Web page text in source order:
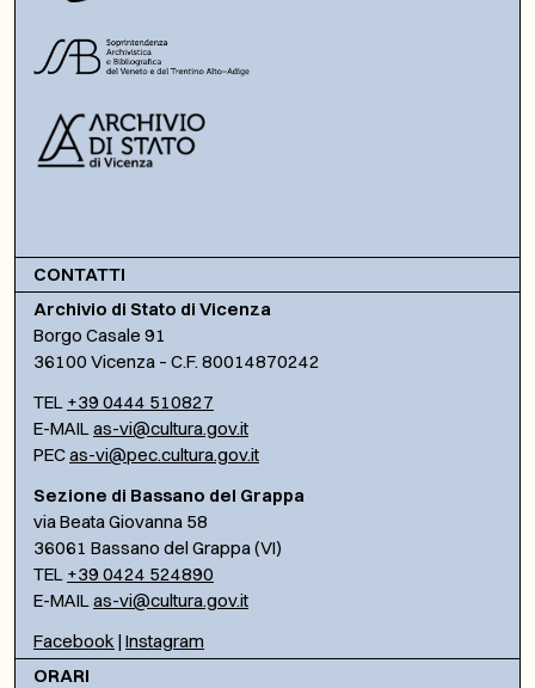
CONTATTI
Archivio di Stato di Vicenza
Borgo Casale 91
36100 Vicenza – C.F. 80014870242
TEL +39 0444 510827
E-MAILas-vi@cultura.gov.it
PECas-vi@pec.cultura.gov.it
Sezione di Bassano del Grappa
via Beata Giovanna 58
36061 Bassano del Grappa (VI)
TEL +39 0424 524890
E-MAILas-vi@cultura.gov.it
Facebook | Instagram
ORARI